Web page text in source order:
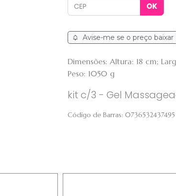
Avise-me se o preço baixar
Dimensões: Altura: 18 cm;
Peso: 1050 g
kit c/3 - Gel
Código de Barras: 0736532437495